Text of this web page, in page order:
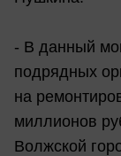
- В данный
подрядных
на
миллионов
Волжской